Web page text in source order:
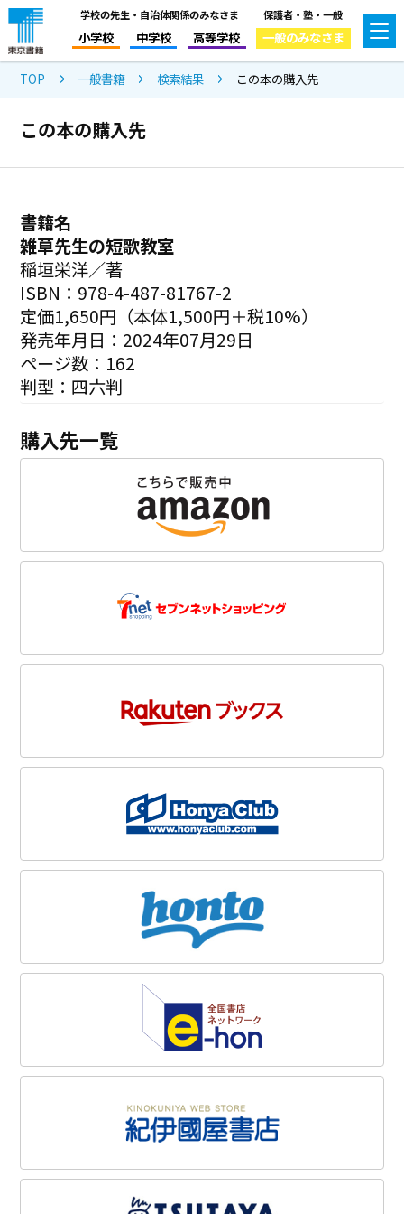
学校の先生・自治体関係のみなさま
小学校 中学校 高等学校
保護者・塾・一般
一般のみなさま
TOP 一般書籍 検索結果 この本の購入先
この本の購入先
書籍名
雑草先生の短歌教室
稲垣栄洋／著
ISBN：978-4-487-81767-2
定価1,650円（本体1,500円＋税10%）
発売年月日：2024年07月29日
ページ数：162
判型：四六判
購入先一覧